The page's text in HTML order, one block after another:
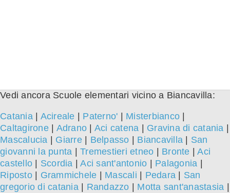
Vedi ancora Scuole elementari vicino a Biancavilla:
Catania| Acireale Paterno' Misterbianco
Caltagirone| Adrano Aci catena Gravina di catania
Mascalucia
Giarre| Belpasso Biancavilla
San
giovanni la punta
Tremestieri etneo Bronte |Aci
castello
Scordia |Aci sant'antonio Palagonia
Riposto| Grammichele Mascali Pedara
San
gregorio di catania| Randazzo Motta sant'anastasia